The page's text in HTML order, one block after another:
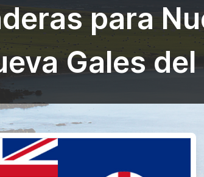
para
Gales